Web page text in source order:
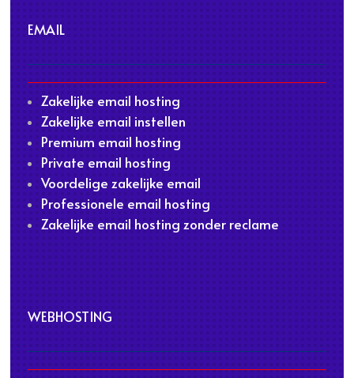
EMAIL
Zakelijke email hosting
Zakelijke email instellen
Premium email hosting
Private email hosting
Voordelige zakelijke email
Professionele email hosting
Zakelijke email hosting zonder reclame
WEBHOSTING